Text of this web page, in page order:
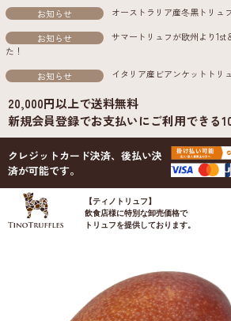
お知らせ オーストラリア産冬黒トリュ
お知らせ
サマートリュフが欧州より1st
た！
お知らせ
イタリア産ビアンケットトリ
20,000円以上で送料無料
新規会員登録でお支払いにご利用できる
クレジットカード決済、後払い決
済が可能です。
【ティノトリュフ】
飲食店様に特別な卸売価格で
トリュフを提供しております。